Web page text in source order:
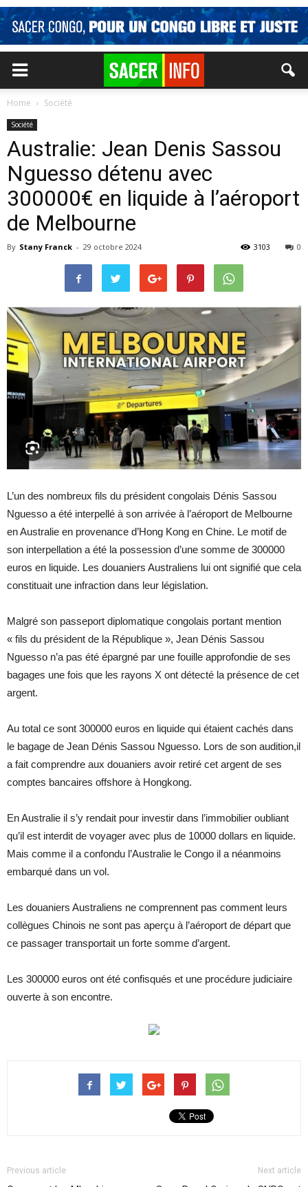
Home Société
Société
Australie: Jean Denis Sassou
Nguesso détenu avec
300000€ en liquide à l’aéroport
de Melbourne
By Stany Franck - 29 octobre 2024 0
3103
L’un des nombreux fils du président congolais Dénis Sassou
Nguesso a été interpellé à son arrivée à l’aéroport de Melbourne
en Australie en provenance d’Hong Kong en Chine. Le motif de
son interpellation a été la possession d’une somme de 300000
euros en liquide. Les douaniers Australiens lui ont signifié que cela
constituait une infraction dans leur législation.
Malgré son passeport diplomatique congolais portant mention
« fils du président de la République », Jean Dénis Sassou
Nguesso n’a pas été épargné par une fouille approfondie de ses
bagages une fois que les rayons X ont détecté la présence de cet
argent.
Au total ce sont 300000 euros en liquide qui étaient cachés dans
le bagage de Jean Dénis Sassou Nguesso. Lors de son audition,il
a fait comprendre aux douaniers avoir retiré cet argent de ses
comptes bancaires offshore à Hongkong.
En Australie il s’y rendait pour investir dans l’immobilier oubliant
qu’il est interdit de voyager avec plus de 10000 dollars en liquide.
Mais comme il a confondu l’Australie le Congo il a néanmoins
embarqué dans un vol.
Les douaniers Australiens ne comprennent pas comment leurs
collègues Chinois ne sont pas aperçu à l’aéroport de départ que
ce passager transportait un forte somme d’argent.
Les 300000 euros ont été confisqués et une procédure judiciaire
ouverte à son encontre.
Previous article Next article